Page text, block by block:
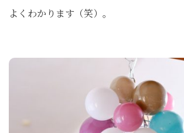
よくわかります（笑）。